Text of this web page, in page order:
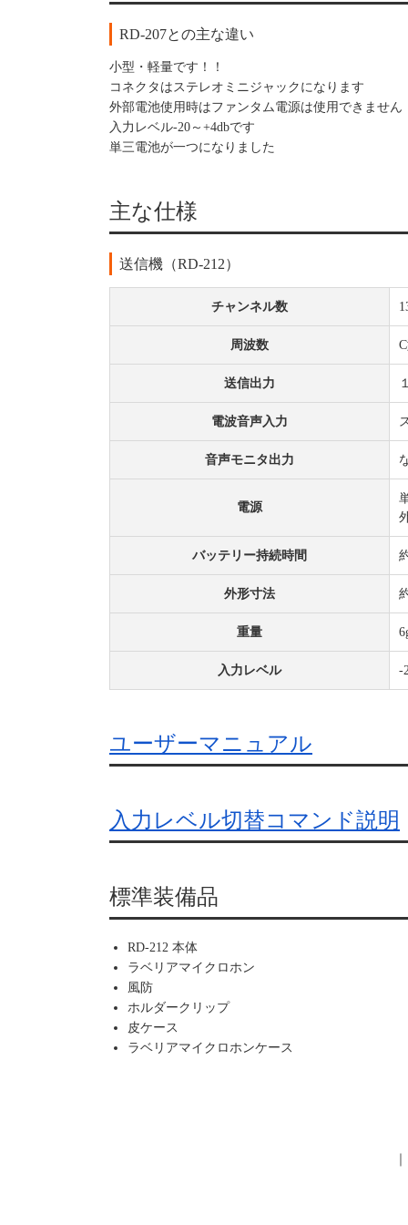
RD-207との主な違い
小型・軽量です！！
コネクタはステレオミニジャックになります
外部電池使用時はファンタム電源は使用できません
入力レベル-20～+4dbです
単三電池が一つになりました
主な仕様
送信機（RD-212）
チャンネル数
周波数
送信出力
電波音声入力
音声モニタ出力
電源
バッテリー持続時間
外形寸法
重量
入力レベル -
ユーザーマニュアル
入力レベル切替コマンド説明
標準装備品
RD-212 本体
ラベリアマイクロホン
風防
ホルダークリップ
皮ケース
ラベリアマイクロホンケース